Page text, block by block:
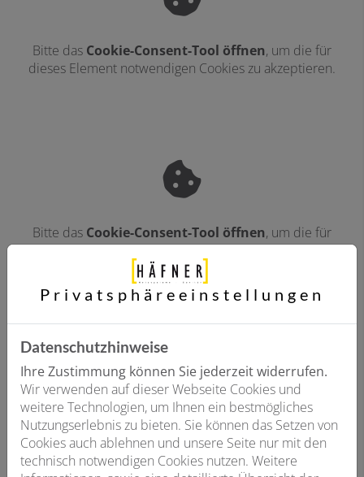
Bitte das Cookie-Consent-Tool öffnen, um die für
dieses Element notwendigen Cookies zu akzeptieren.
Bitte das Cookie-Consent-Tool öffnen, um die für
dieses Element notwendigen Cookies zu akzeptieren.
Technische Daten:
Produkttyp: CS7400iAW 5 ORMB-S
Privatsphäre­einstellungen
Datenschutzhinweise
Ihre Zustimmung können Sie jederzeit widerrufen.
Wir verwenden auf dieser Webseite Cookies und
weitere Technologien, um Ihnen ein bestmögliches
Nutzungserlebnis zu bieten. Sie können das Setzen von
Cookies auch ablehnen und unsere Seite nur mit den
technisch notwendigen Cookies nutzen. Weitere